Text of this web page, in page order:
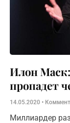
Илон
пропадет
14.05.2020
Миллиардер